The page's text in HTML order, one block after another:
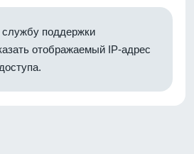
поддержки
отображаемый IP-адрес